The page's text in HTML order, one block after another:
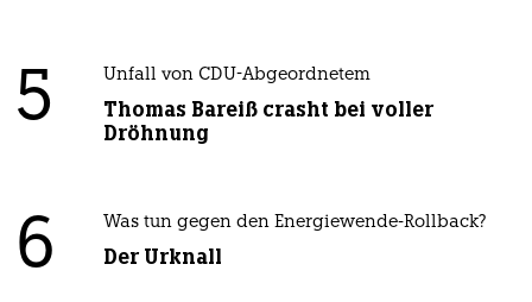
5 Unfall von CDU-Abgeordnetem
Thomas Bareiß crasht bei voller
Dröhnung
6 Was tun gegen den Energiewende-Rollback?
Der Urknall